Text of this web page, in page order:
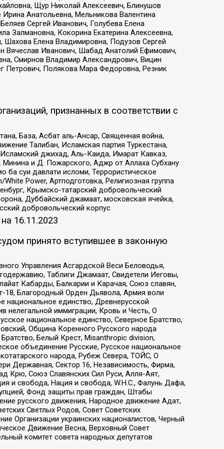
Щур Николай Алексеевич, Блинушов
Анатольевна, Мельникова Валентина
Сергей Иванович, Голубева Елена
Залмановна, Кокорина Екатерина Алексеевна,
Елена Владимировна, Подузов Сергей
Вячеслав Иванович, Шабад Анатолий Ефимович,
Смирнов Владимир Александрович, Вицин
Петрович, Полякова Мара Федоровна, Резник
признанных в соответствии с
База, Асбат аль-Ансар, Священная война,
Талибан, Исламская партия Туркестана,
джихад, Аль-Каида, Имарат Кавказ,
и Д. Пожарского, Аджр от Аллаха Субхану
суи давлати исломи, Террористическое
Power, Артподготовка, Религиозная группа
Крымско-татарский добровольческий
Дуббайский джамаат, московская ячейка,
добровольческий корпус
16.11.2023
принято вступившее в законную
Управления Асгардской Веси Беловодья,
Таблиги Джамаат, Свидетели Иеговы,
Кабарды, Балкарии и Карачая, Союз славян,
18, Благородный Орден Дьявола, Армия воли
национальное единство, Древнерусской
нелегальной иммиграции, Кровь и Честь, О
национальное единство, Северное Братство,
Община Коренного Русского народа
Белый Крест, Misanthropic division,
объединение Русские, Русское национальное
народа, Рубеж Севера, ТОЙС, О
Державная, Сектор 16, Независимость, Фирма,
Крю, Союз Славянских Сил Руси, Алля-Аят,
и свобода, Нация и свобода, W.H.С., Фалунь Дафа,
Фонд защиты прав граждан, Штабы
русского движения, Народное движение Адат,
Светлых Родов, Совет Советских
Организации украинских националистов, Черный
Движение Весна, Верховный Совет
комитет совета народных депутатов